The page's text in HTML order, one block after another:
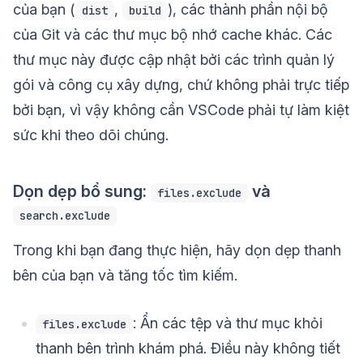
của bạn ( dist , build ), các thành phần nội bộ
của Git và các thư mục bộ nhớ cache khác. Các
thư mục này được cập nhật bởi các trình quản lý
gói và công cụ xây dựng, chứ không phải trực tiếp
bởi bạn, vì vậy không cần VSCode phải tự làm kiệt
sức khi theo dõi chúng.
Dọn dẹp bổ sung: files.exclude và
search.exclude
Trong khi bạn đang thực hiện, hãy dọn dẹp thanh
bên của bạn và tăng tốc tìm kiếm.
files.exclude : Ẩn các tệp và thư mục khỏi
thanh bên trình khám phá. Điều này không tiết